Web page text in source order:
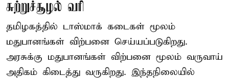
சுற்றுச்சூழல் வரி
தமிழகத்தில் டாஸ்மாக் கடைகள் மூலம்
மதுபானங்கள் விற்பனை செய்யப்படுகிறது.
அரசுக்கு மதுபானங்கள் விற்பனை மூலம் வருவாய்
அதிகம் கிடைத்து வருகிறது. இந்தநிலையில்